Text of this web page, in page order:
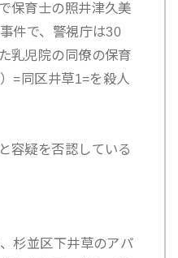
保育士の照井津久美
件で、警視庁は30
乳児院の同僚の保育
=同区井草1=を殺人
容疑を否認している
杉並区下井草のアパ